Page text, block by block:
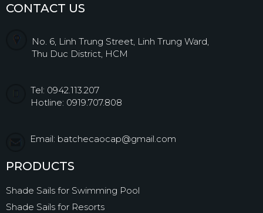
CONTACT US
No. 6, Linh Trung Street, Linh Trung Ward,
Thu Duc District, HCM
Tel: 0942.113.207
Hotline: 0919.707.808
Email: batchecaocap@gmail.com
PRODUCTS
Shade Sails for Swimming Pool
Shade Sails for Resorts